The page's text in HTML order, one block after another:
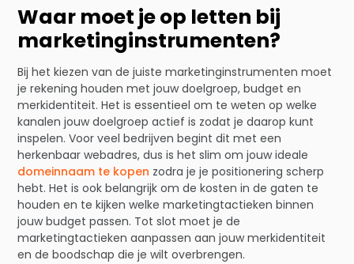
Waar moet je op letten bij
marketinginstrumenten?
Bij het kiezen van de juiste marketinginstrumenten moet
je rekening houden met jouw doelgroep, budget en
merkidentiteit. Het is essentieel om te weten op welke
kanalen jouw doelgroep actief is zodat je daarop kunt
inspelen. Voor veel bedrijven begint dit met een
herkenbaar webadres, dus is het slim om jouw ideale
domeinnaam te kopen zodra je je positionering scherp
hebt. Het is ook belangrijk om de kosten in de gaten te
houden en te kijken welke marketingtactieken binnen
jouw budget passen. Tot slot moet je de
marketingtactieken aanpassen aan jouw merkidentiteit
en de boodschap die je wilt overbrengen.